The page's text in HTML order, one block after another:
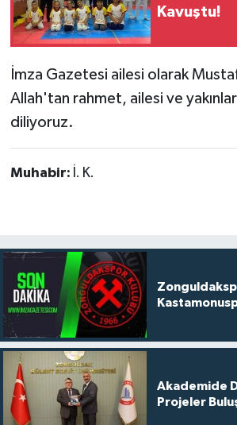
Kavuştu!
İmza Gazetesi ailesi olarak
Allah'tan rahmet, ailesi ve
diliyoruz.
Muhabir: İ. K.
Akademide
Projeler